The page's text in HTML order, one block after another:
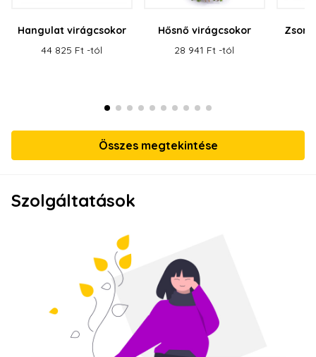
Hangulat virágcsokor
44 825 Ft -tól
Hősnő virágcsokor
28 941 Ft -tól
Összes megtekintése
Szolgáltatások